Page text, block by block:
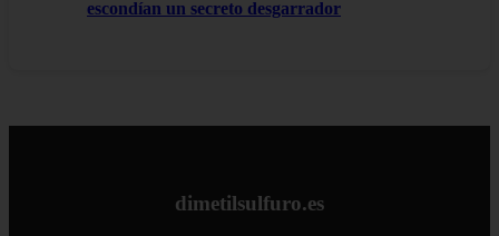
escondían un secreto desgarrador
dimetilsulfuro.es